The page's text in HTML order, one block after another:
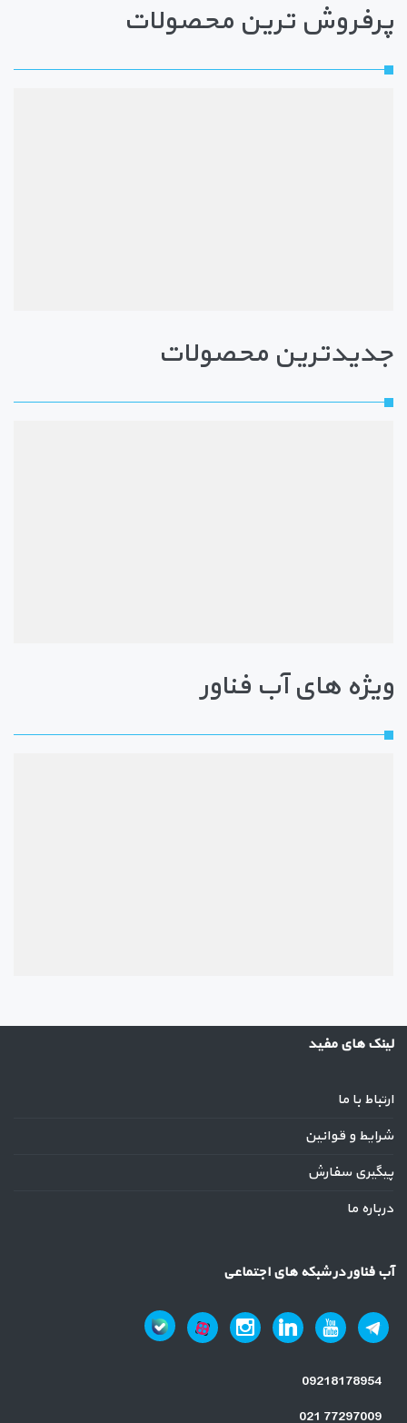
پرفروش ترین محصولات
جدیدترین محصولات
ویژه های آب فناور
لینک های مفید
ارتباط با ما
شرایط و قوانین
پیگیری سفارش
درباره ما
آب فناور در شبکه های اجتماعی
09218178954
021 77297009